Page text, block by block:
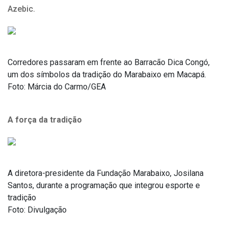
Azebic.
Corredores passaram em frente ao Barracão Dica Congó,
um dos símbolos da tradição do Marabaixo em Macapá.
Foto: Márcia do Carmo/GEA
A força da tradição
A diretora-presidente da Fundação Marabaixo, Josilana
Santos, durante a programação que integrou esporte e
tradição
Foto: Divulgação